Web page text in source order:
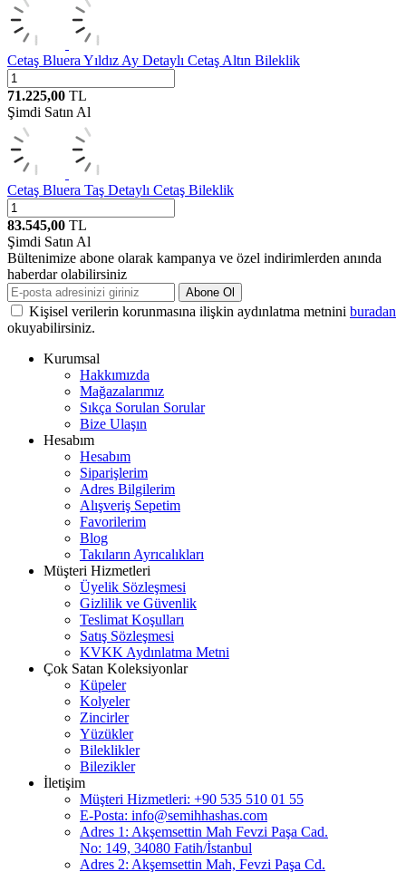
Cetaş Bluera Yıldız Ay Detaylı Cetaş Altın Bileklik
71.225,00 TL
Şimdi Satın Al
Cetaş Bluera Taş Detaylı Cetaş Bileklik
83.545,00 TL
Şimdi Satın Al
Bültenimize abone olarak kampanya ve özel indirimlerden anında
haberdar olabilirsiniz
Abone Ol
Kişisel verilerin korunmasına ilişkin aydınlatma metnini buradan
okuyabilirsiniz.
Kurumsal
Hakkımızda
Mağazalarımız
Sıkça Sorulan Sorular
Bize Ulaşın
Hesabım
Hesabım
Siparişlerim
Adres Bilgilerim
Alışveriş Sepetim
Favorilerim
Blog
Takıların Ayrıcalıkları
Müşteri Hizmetleri
Üyelik Sözleşmesi
Gizlilik ve Güvenlik
Teslimat Koşulları
Satış Sözleşmesi
KVKK Aydınlatma Metni
Çok Satan Koleksiyonlar
Küpeler
Kolyeler
Zincirler
Yüzükler
Bileklikler
Bilezikler
İletişim
Müşteri Hizmetleri: +90 535 510 01 55
E-Posta: info@semihhashas.com
Adres 1: Akşemsettin Mah Fevzi Paşa Cad.
No: 149, 34080 Fatih/İstanbul
Adres 2: Akşemsettin Mah, Fevzi Paşa Cd.